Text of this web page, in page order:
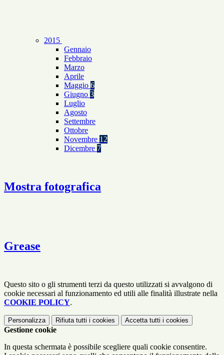
2015
Gennaio
Febbraio
Marzo
Aprile
Maggio 6
Giugno 3
Luglio
Agosto
Settembre
Ottobre
Novembre 12
Dicembre 7
Mostra fotografica
Grease
Questo sito o gli strumenti terzi da questo utilizzati si avvalgono di
cookie necessari al funzionamento ed utili alle finalità illustrate nella
COOKIE POLICY.
Personalizza Rifiuta tutti i cookies Accetta tutti i cookies
Gestione cookie
In questa schermata è possibile scegliere quali cookie consentire.